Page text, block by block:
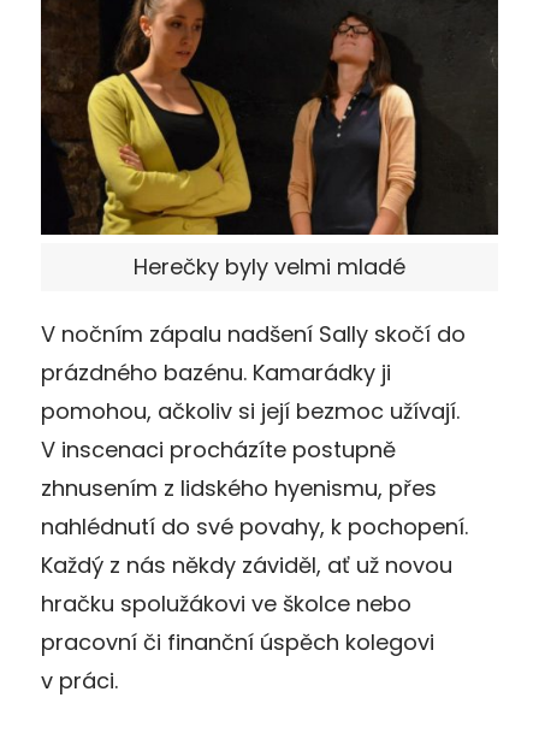
Herečky byly velmi mladé
V nočním zápalu nadšení Sally skočí do
prázdného bazénu. Kamarádky ji
pomohou, ačkoliv si její bezmoc užívají.
V inscenaci procházíte postupně
zhnusením z lidského hyenismu, přes
nahlédnutí do své povahy, k pochopení.
Každý z nás někdy záviděl, ať už novou
hračku spolužákovi ve školce nebo
pracovní či finanční úspěch kolegovi
v práci.